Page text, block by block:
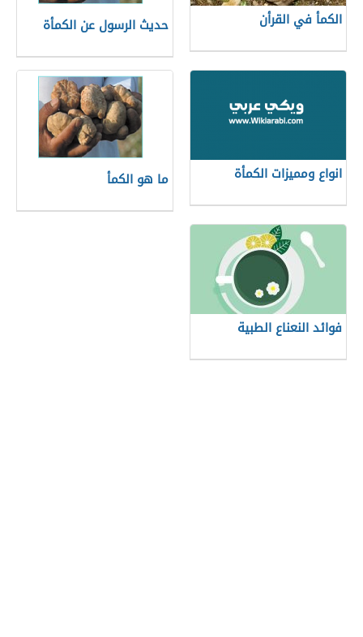
الكمأ في القرأن حديث الرسول عن الكمأة
انواع ومميزات الكمأة ما هو الكمأ
فوائد النعناع الطبية